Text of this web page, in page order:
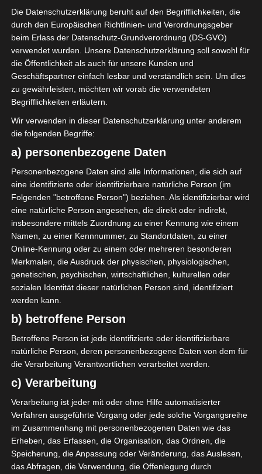
Sie befinden sich hier:Startseite» Esperance Sportive
de Tunis
Esperance Sportive de Tunis
LIGUE 1
Esperance Sportive de Tunis ist
3 Spieltage vor Ende der Saison
Meister
1. Mai 2021 Platzwart
2599 Views
22. Spieltag 2020/21, Esperance Sportive de Tunis,Ligue 1,
Meiserschaft,Stade Tunisien
Esperance Sportive de Tunis hat nach dem Sieg
gegen Stade Tunisien (1:0) soeben seine 31.
Meisterschaft gewonnen, die 5. in
Mehr lesen
Die Datenschutzerklärung beruht auf den Begrifflichkeiten, die
durch den Europäischen Richtlinien- und Verordnungsgeber
beim Erlass der Datenschutz-Grundverordnung (DS-GVO)
verwendet wurden. Unsere Datenschutzerklärung soll sowohl für
die Öffentlichkeit als auch für unsere Kunden und
Geschäftspartner einfach lesbar und verständlich sein. Um dies
zu gewährleisten, möchten wir vorab die verwendeten
Begrifflichkeiten erläutern.
Wir verwenden in dieser Datenschutzerklärung unter anderem
die folgenden Begriffe:
a) personenbezogene Daten
Personenbezogene Daten sind alle Informationen, die sich auf
eine identifizierte oder identifizierbare natürliche Person (im
Folgenden "betroffene Person") beziehen. Als identifizierbar wird
eine natürliche Person angesehen, die direkt oder indirekt,
insbesondere mittels Zuordnung zu einer Kennung wie einem
Namen, zu einer Kennnummer, zu Standortdaten, zu einer
Online-Kennung oder zu einem oder mehreren besonderen
Merkmalen, die Ausdruck der physischen, physiologischen,
genetischen, psychischen, wirtschaftlichen, kulturellen oder
sozialen Identität dieser natürlichen Person sind, identifiziert
werden kann.
b) betroffene Person
Betroffene Person ist jede identifizierte oder identifizierbare
natürliche Person, deren personenbezogene Daten von dem für
die Verarbeitung Verantwortlichen verarbeitet werden.
c) Verarbeitung
Verarbeitung ist jeder mit oder ohne Hilfe automatisierter
Verfahren ausgeführte Vorgang oder jede solche Vorgangsreihe
im Zusammenhang mit personenbezogenen Daten wie das
Erheben, das Erfassen, die Organisation, das Ordnen, die
Speicherung, die Anpassung oder Veränderung, das Auslesen,
das Abfragen, die Verwendung, die Offenlegung durch